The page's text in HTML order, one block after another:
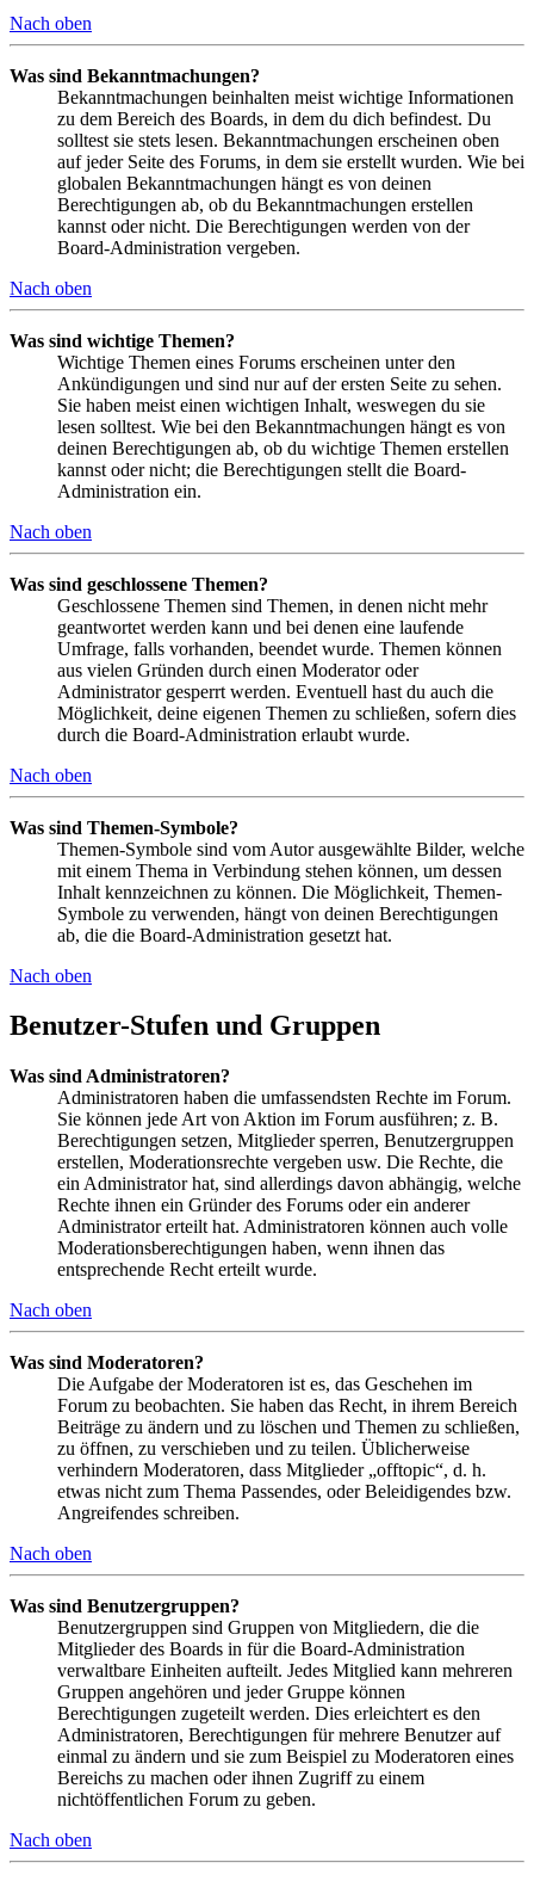
Nach oben
Was sind Bekanntmachungen?
Bekanntmachungen beinhalten meist wichtige Informationen
zu dem Bereich des Boards, in dem du dich befindest. Du
solltest sie stets lesen. Bekanntmachungen erscheinen oben
auf jeder Seite des Forums, in dem sie erstellt wurden. Wie bei
globalen Bekanntmachungen hängt es von deinen
Berechtigungen ab, ob du Bekanntmachungen erstellen
kannst oder nicht. Die Berechtigungen werden von der
Board-Administration vergeben.
Nach oben
Was sind wichtige Themen?
Wichtige Themen eines Forums erscheinen unter den
Ankündigungen und sind nur auf der ersten Seite zu sehen.
Sie haben meist einen wichtigen Inhalt, weswegen du sie
lesen solltest. Wie bei den Bekanntmachungen hängt es von
deinen Berechtigungen ab, ob du wichtige Themen erstellen
kannst oder nicht; die Berechtigungen stellt die Board-
Administration ein.
Nach oben
Was sind geschlossene Themen?
Geschlossene Themen sind Themen, in denen nicht mehr
geantwortet werden kann und bei denen eine laufende
Umfrage, falls vorhanden, beendet wurde. Themen können
aus vielen Gründen durch einen Moderator oder
Administrator gesperrt werden. Eventuell hast du auch die
Möglichkeit, deine eigenen Themen zu schließen, sofern dies
durch die Board-Administration erlaubt wurde.
Nach oben
Was sind Themen-Symbole?
Themen-Symbole sind vom Autor ausgewählte Bilder, welche
mit einem Thema in Verbindung stehen können, um dessen
Inhalt kennzeichnen zu können. Die Möglichkeit, Themen-
Symbole zu verwenden, hängt von deinen Berechtigungen
ab, die die Board-Administration gesetzt hat.
Nach oben
Benutzer-Stufen und Gruppen
Was sind Administratoren?
Administratoren haben die umfassendsten Rechte im Forum.
Sie können jede Art von Aktion im Forum ausführen; z. B.
Berechtigungen setzen, Mitglieder sperren, Benutzergruppen
erstellen, Moderationsrechte vergeben usw. Die Rechte, die
ein Administrator hat, sind allerdings davon abhängig, welche
Rechte ihnen ein Gründer des Forums oder ein anderer
Administrator erteilt hat. Administratoren können auch volle
Moderationsberechtigungen haben, wenn ihnen das
entsprechende Recht erteilt wurde.
Nach oben
Was sind Moderatoren?
Die Aufgabe der Moderatoren ist es, das Geschehen im
Forum zu beobachten. Sie haben das Recht, in ihrem Bereich
Beiträge zu ändern und zu löschen und Themen zu schließen,
zu öffnen, zu verschieben und zu teilen. Üblicherweise
verhindern Moderatoren, dass Mitglieder „offtopic“, d. h.
etwas nicht zum Thema Passendes, oder Beleidigendes bzw.
Angreifendes schreiben.
Nach oben
Was sind Benutzergruppen?
Benutzergruppen sind Gruppen von Mitgliedern, die die
Mitglieder des Boards in für die Board-Administration
verwaltbare Einheiten aufteilt. Jedes Mitglied kann mehreren
Gruppen angehören und jeder Gruppe können
Berechtigungen zugeteilt werden. Dies erleichtert es den
Administratoren, Berechtigungen für mehrere Benutzer auf
einmal zu ändern und sie zum Beispiel zu Moderatoren eines
Bereichs zu machen oder ihnen Zugriff zu einem
nichtöffentlichen Forum zu geben.
Nach oben